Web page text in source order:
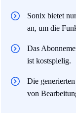
Sonix bietet
an, um die
Das
ist kostspielig.
Die
von